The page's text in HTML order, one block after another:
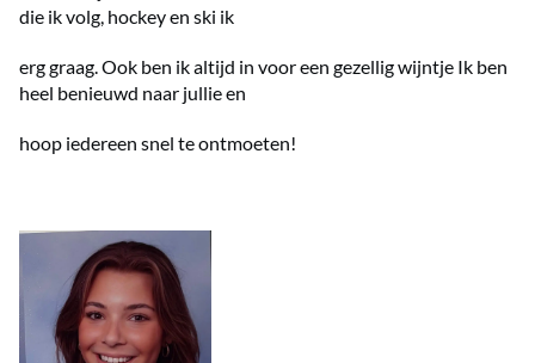
die ik volg, hockey en ski ik
erg graag. Ook ben ik altijd in voor een gezellig wijntje Ik ben
heel benieuwd naar jullie en
hoop iedereen snel te ontmoeten!